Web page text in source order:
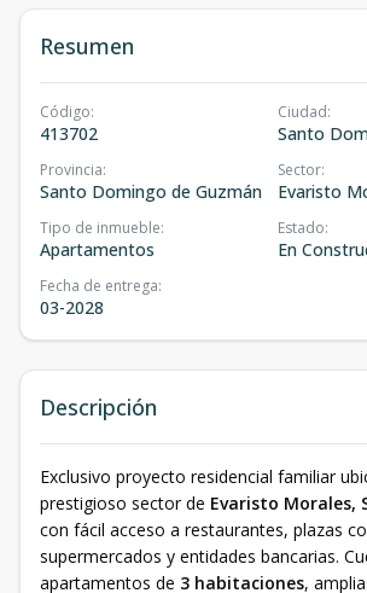
Resumen
Código:
413702
Ciudad:
Santo
Provincia:
Santo Domingo de Guzmán
Sector:
Evaristo
Tipo de inmueble:
Apartamentos
Estado:
En
Fecha de entrega:
03-2028
Descripción
Exclusivo proyecto residencial familiar
prestigioso sector de Evaristo Morales,
con fácil acceso a restaurantes, plazas
supermercados y entidades bancarias.
apartamentos de 3 habitaciones,